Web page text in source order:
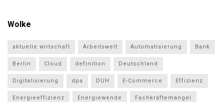
Wolke
aktuelle wirtschaft Arbeitswelt Automatisierung Bank
Berlin Cloud definition Deutschland
Digitalisierung dpa DUH E-Commerce Effizienz
Energieeffizienz Energiewende Fachkräftemangel